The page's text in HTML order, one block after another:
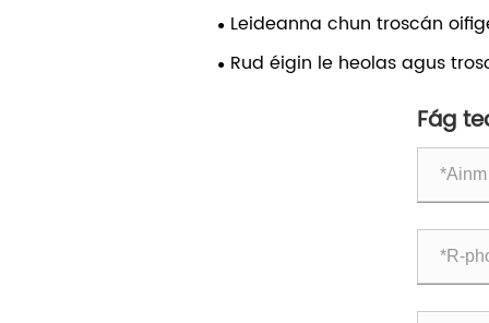
maidir le troscán oifige a
Leideanna chun troscán
roghnú?
Rud éigin le heolas agus
Fág